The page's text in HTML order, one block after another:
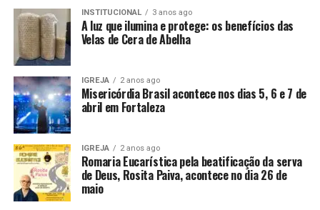
INSTITUCIONAL 3 anos ago
A luz que ilumina e protege: os benefícios das
Velas de Cera de Abelha
IGREJA 2 anos ago
Misericórdia Brasil acontece nos dias 5, 6 e 7 de
abril em Fortaleza
IGREJA 2 anos ago
Romaria Eucarística pela beatificação da serva
de Deus, Rosita Paiva, acontece no dia 26 de
maio